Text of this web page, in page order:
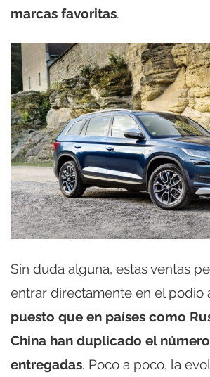
marcas favoritas.
Sin duda alguna, estas ventas
entrar directamente en el podio
puesto que en países como
China han duplicado el
entregadas. Poco a poco, la